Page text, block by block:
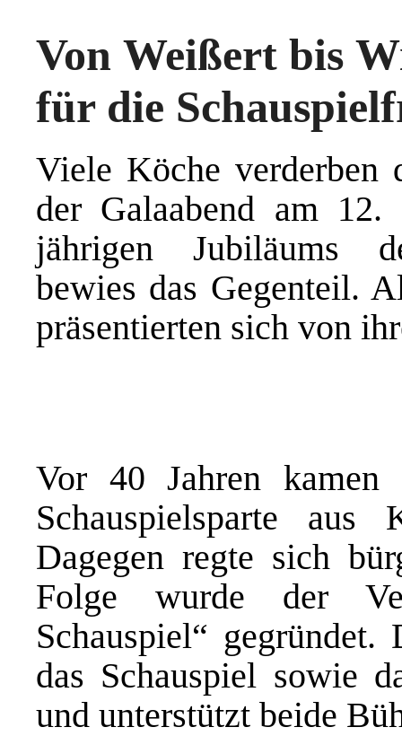
Von Weißert bis
für die
Viele Köche verderben
der Galaabend am
jährigen Jubiläums
bewies das Gegenteil.
präsentierten sich von
Vor 40 Jahren
Schauspielsparte aus
Dagegen regte sich
Folge wurde der
Schauspiel“
das Schauspiel sowie
und unterstützt beide